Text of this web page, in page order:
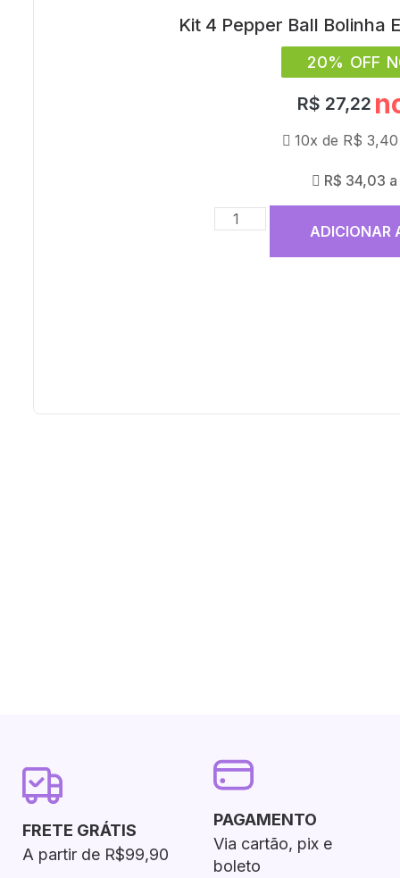
Kit 4 Pepper Ball Bolinha
20% OFF
R$ 27,22
10x de R$ 3,40
R$ 34,03
ADICIONAR
FRETE GRÁTIS
A partir de R$99,90
PAGAMENTO
Via cartão, pix e
boleto